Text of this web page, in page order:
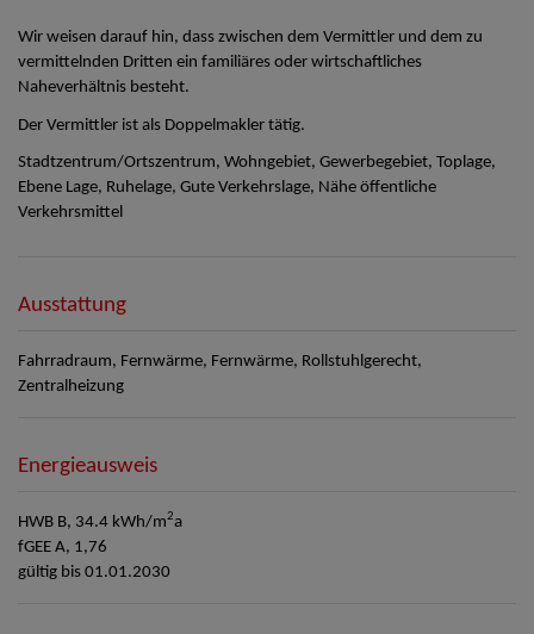
Wir weisen darauf hin, dass zwischen dem Vermittler und dem zu
vermittelnden Dritten ein familiäres oder wirtschaftliches
Naheverhältnis besteht.
Der Vermittler ist als Doppelmakler tätig.
Stadtzentrum/Ortszentrum, Wohngebiet, Gewerbegebiet, Toplage,
Ebene Lage, Ruhelage, Gute Verkehrslage, Nähe öffentliche
Verkehrsmittel
Ausstattung
Fahrradraum Fernwärme Fernwärme Rollstuhlgerecht
Zentralheizung
Energieausweis
HWB B, 34.4 kWh/m2a
fGEE A, 1,76
gültig bis 01.01.2030